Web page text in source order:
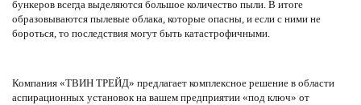
бункеров всегда выделяются большое количество пыли. В итоге
образовываются пылевые облака, которые опасны, и если с ними не
бороться, то последствия могут быть катастрофичными.
Компания «ТВИН ТРЕЙД» предлагает комплексное решение в области
аспирационных установок на вашем предприятии «под ключ» от